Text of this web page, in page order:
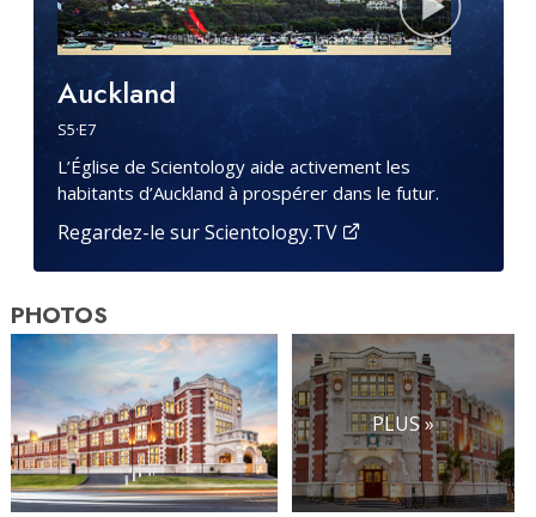
Auckland
S5·E7
L’Église de Scientology aide activement les
habitants d’Auckland à prospérer dans le futur.
Regardez-le sur Scientology.TV
PHOTOS
PLUS »